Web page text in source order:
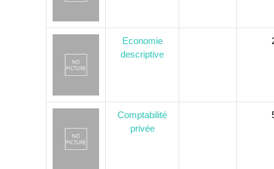
Economie
descriptive
Comptabilité
privée